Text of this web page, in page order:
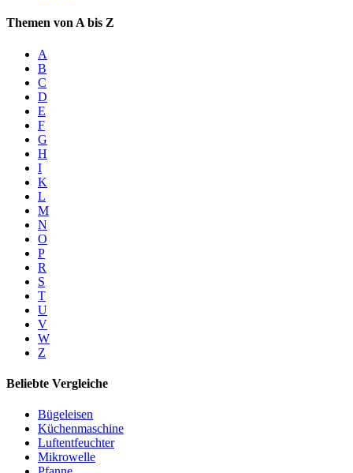
Themen von A bis Z
A
B
C
D
E
F
G
H
I
K
L
M
N
O
P
R
S
T
U
V
W
Z
Beliebte Vergleiche
Bügeleisen
Küchenmaschine
Luftentfeuchter
Mikrowelle